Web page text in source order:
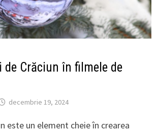
de Crăciun în filmele de
decembrie 19, 2024
este un element cheie în crearea